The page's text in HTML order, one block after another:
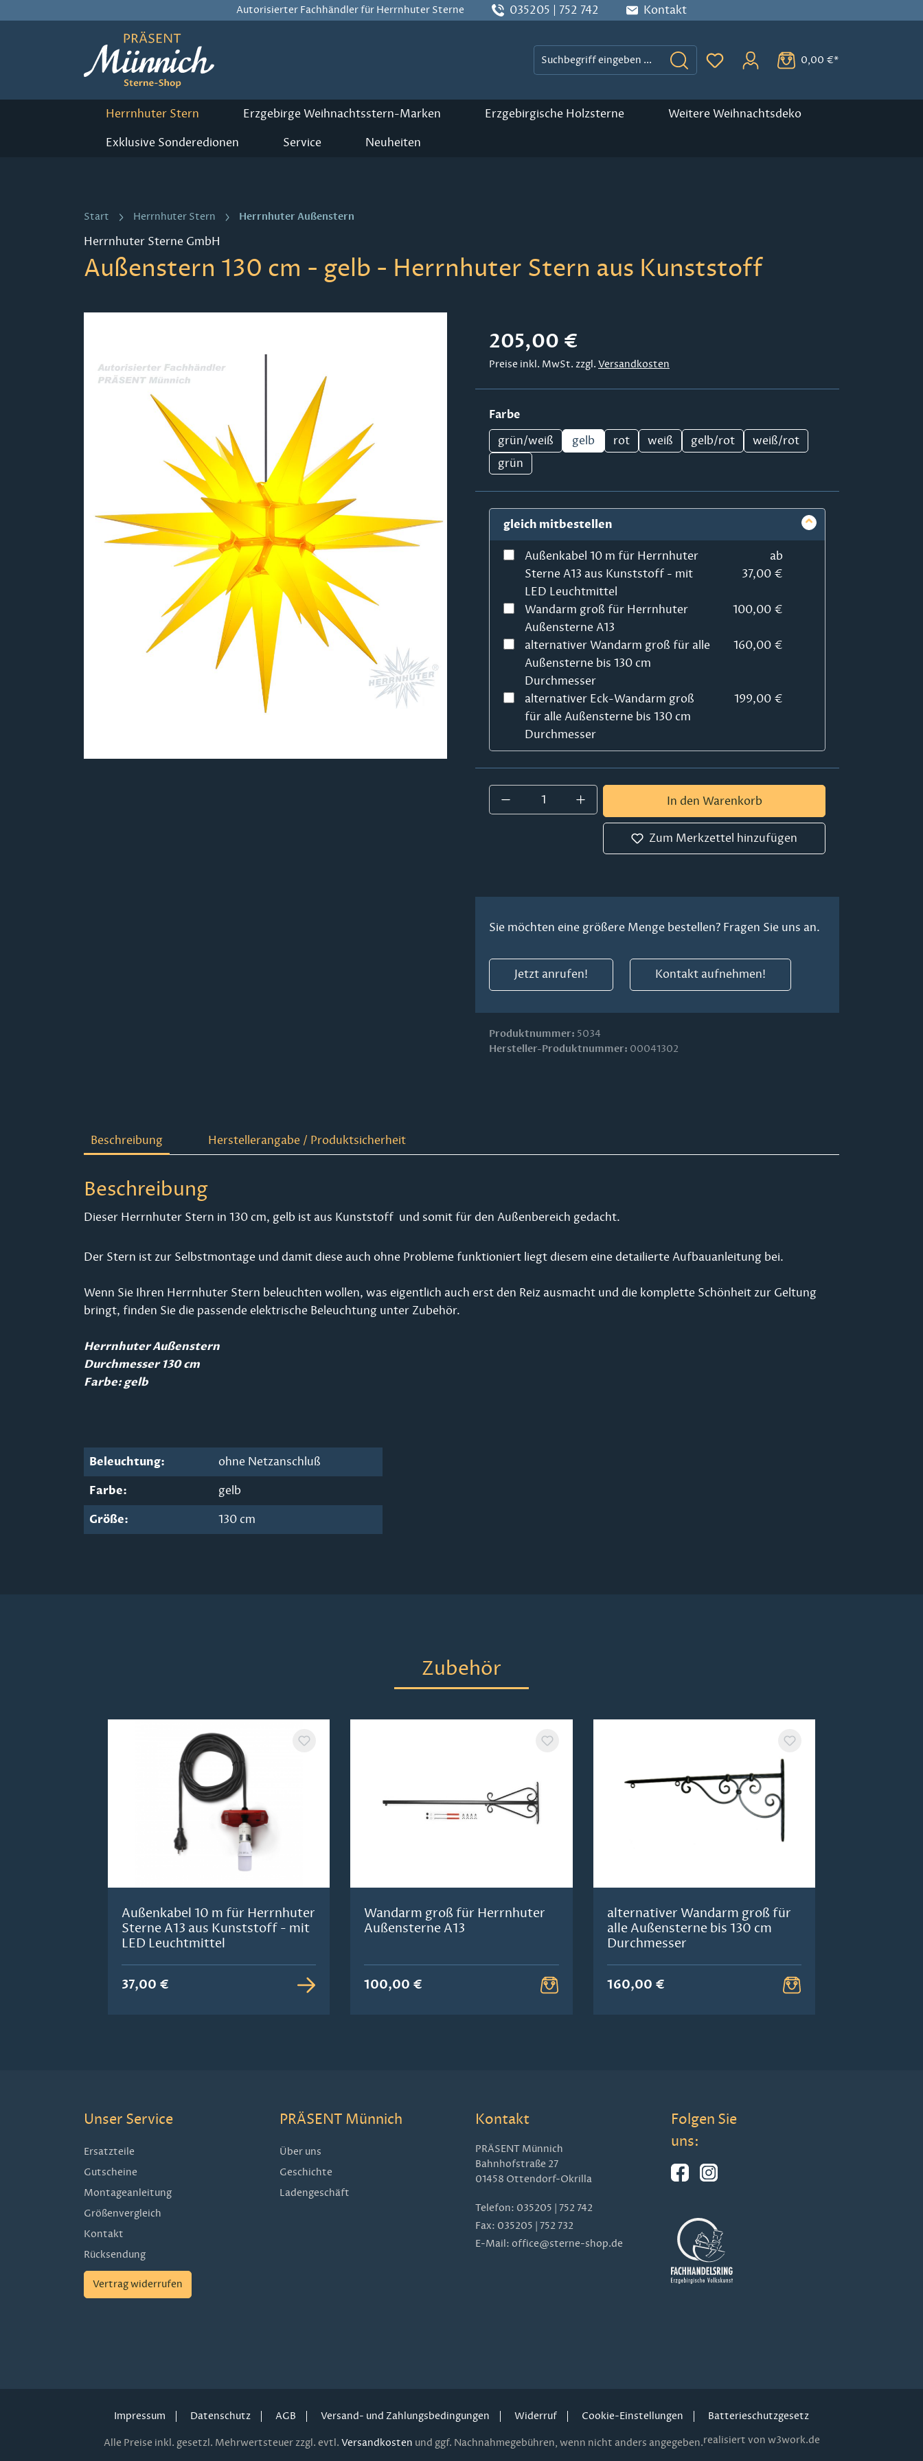
Autorisierter Fachhändler für Herrnhuter Sterne 035205 | 752 742 Kontakt
Du hast 0 Produkte auf dem
0,00 €*
Herrnhuter Stern Erzgebirge Weihnachtsstern-Marken Erzgebirgische Holzsterne Weitere Weihnachtsdeko
Exklusive Sonderedionen Service Neuheiten
Start Herrnhuter Stern Herrnhuter Außenstern
Herrnhuter Sterne GmbH
Außenstern 130 cm - gelb - Herrnhuter Stern aus Kunststoff
Regulärer Preis:
205,00 €
Preise inkl. MwSt. zzgl. Versandkosten
Farbeauswählen
grün/weiß
gelb rot weiß gelb/rot
weiß/rot
grün
gleich mitbestellen
Außenkabel 10 m für Herrnhuter
Sterne A13 aus Kunststoff - mit
LED Leuchtmittel
ab
37,00 €
Wandarm groß für Herrnhuter
Außensterne A13
100,00 €
alternativer Wandarm groß für alle
Außensterne bis 130 cm
Durchmesser
160,00 €
alternativer Eck-Wandarm groß
für alle Außensterne bis 130 cm
Durchmesser
199,00 €
Produkt Anzahl: Gib den gewünschten Wert ein oder
In den Warenkorb
Zum Merkzettel hinzufügen
Sie möchten eine größere Menge bestellen? Fragen Sie uns an.
Jetzt anrufen! Kontakt aufnehmen!
Produktnummer: 5034
Hersteller-Produktnummer: 00041302
Beschreibung Herstellerangabe / Produktsicherheit
Beschreibung
Dieser Herrnhuter Stern in 130 cm, gelb ist aus Kunststoff und somit für den Außenbereich gedacht.
Der Stern ist zur Selbstmontage und damit diese auch ohne Probleme funktioniert liegt diesem eine detailierte Aufbauanleitung bei.
Wenn Sie Ihren Herrnhuter Stern beleuchten wollen, was eigentlich auch erst den Reiz ausmacht und die komplette Schönheit zur Geltung
bringt, finden Sie die passende elektrische Beleuchtung unter Zubehör.
Herrnhuter Außenstern
Durchmesser 130 cm
Farbe: gelb
Beleuchtung: ohne Netzanschluß
Farbe: gelb
Größe: 130 cm
Zubehör
Außenkabel 10 m für Herrnhuter
Sterne A13 aus Kunststoff - mit
LED Leuchtmittel
37,00 €
Wandarm groß für Herrnhuter
Außensterne A13
100,00 €
alternativer Wandarm groß für
alle Außensterne bis 130 cm
Durchmesser
160,00 €
Unser Service
Ersatzteile
Gutscheine
Montageanleitung
Größenvergleich
Kontakt
Rücksendung
Vertrag widerrufen
PRÄSENT Münnich
Über uns
Geschichte
Ladengeschäft
Kontakt
PRÄSENT Münnich
Bahnhofstraße 27
01458 Ottendorf-Okrilla
Telefon: 035205 | 752 742
Fax: 035205 | 752 732
E-Mail: office@sterne-shop.de
Folgen Sie
uns:
Impressum Datenschutz AGB Versand- und Zahlungsbedingungen Widerruf Cookie-Einstellungen Batterieschutzgesetz
Alle Preise inkl. gesetzl. Mehrwertsteuer zzgl. evtl. Versandkosten und ggf. Nachnahmegebühren, wenn nicht anders angegeben.realisiert von w3work.de